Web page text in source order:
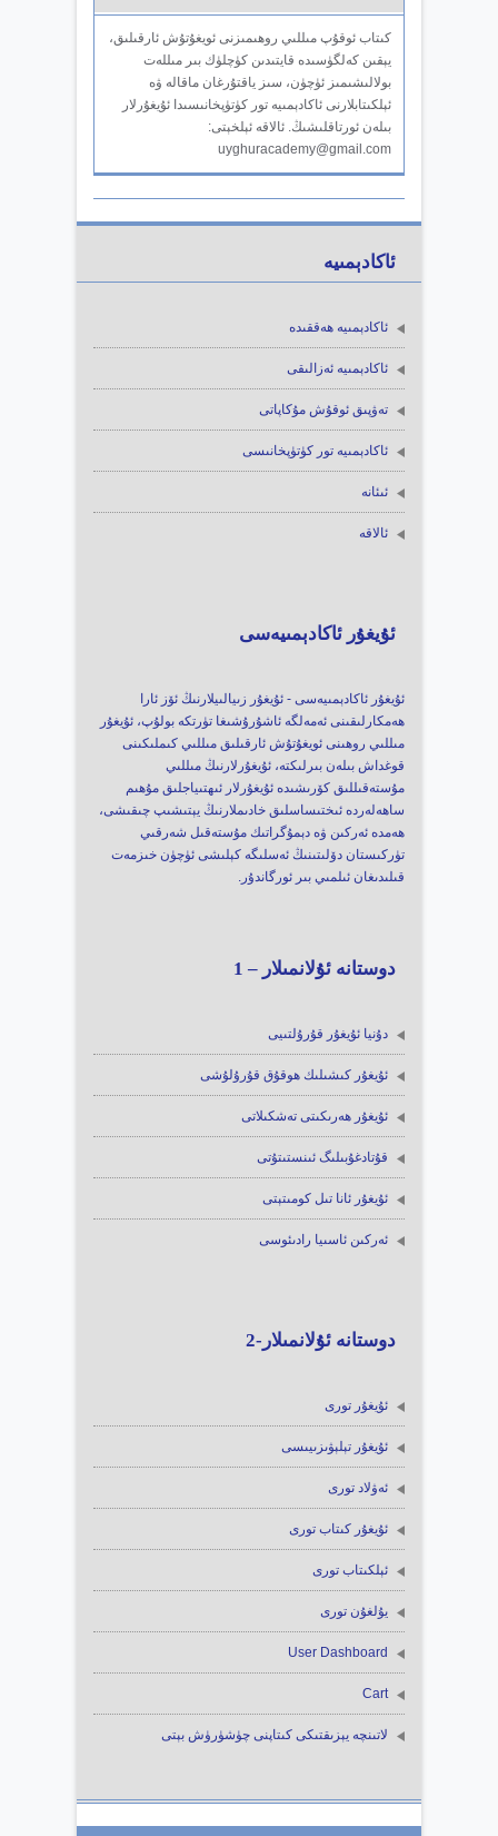
كىتاب ئوقۇپ مىللىي روھىمىزنى ئويغۇتۇش ئارقىلىق،
يېقىن كەلگۈسىدە قايتىدىن كۈچلۈك بىر مىللەت
بولالىشىمىز ئۈچۈن، سىز ياقتۇرغان ماقالە ۋە
ئېلكىتابلارنى ئاكادېمىيە تور كۈتۈپخانىسىدا ئۇيغۇرلار
بىلەن ئورتاقلىشىڭ. ئالاقە ئېلخېتى:
uyghuracademy@gmail.com
ئاكادېمىيە
ئاكادېمىيە ھەققىدە
ئاكادېمىيە ئەزالىقى
تەۋپىق ئوقۇش مۇكاپاتى
ئاكادېمىيە تور كۈتۈپخانىسى
ئىئانە
ئالاقە
ئۇيغۇر ئاكادېمىيەسى
ئۇيغۇر ئاكادېمىيەسى - ئۇيغۇر زىيالىيلارنىڭ ئۆز ئارا
ھەمكارلىقىنى ئەمەلگە ئاشۇرۇشىغا تۈرتكە بولۇپ، ئۇيغۇر
مىللىي روھىنى ئويغۇتۇش ئارقىلىق مىللىي كىملىكىنى
قوغداش بىلەن بىرلىكتە، ئۇيغۇرلارنىڭ مىللىي
مۇستەقىللىق كۆرىشىدە ئۇيغۇرلار ئىھتىياجلىق مۇھىم
ساھەلەردە ئىختىساسلىق خادىملارنىڭ يېتىشىپ چىقىشى،
ھەمدە ئەركىن ۋە دېمۇگراتىك مۇستەقىل شەرقىي
تۈركىستان دۆلىتىنىڭ ئەسلىگە كېلىشى ئۈچۈن خىزمەت
قىلىدىغان ئىلمىي بىر ئورگاندۇر.
دوستانە ئۇلانمىلار – 1
دۇنيا ئۇيغۇر قۇرۇلتىيى
ئۇيغۇر كىشىلىك ھوقۇق قۇرۇلۇشى
ئۇيغۇر ھەرىكىتى تەشكىلاتى
قۇتادغۇبىلىگ ئىنستىتۇتى
ئۇيغۇر ئانا تىل كومىتېتى
ئەركىن ئاسىيا رادىئوسى
دوستانە ئۇلانمىلار-2
ئۇيغۇر تورى
ئۇيغۇر تېلېۋىزىيىسى
ئەۋلاد تورى
ئۇيغۇر كىتاب تورى
ئېلكىتاب تورى
يۇلغۇن تورى
User Dashboard
Cart
لاتىنچە يېزىقتىكى كىتاپنى چۈشۈرۈش بېتى